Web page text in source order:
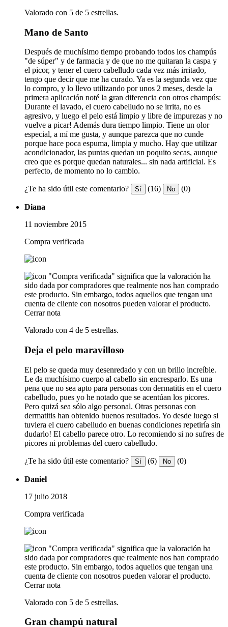
Valorado con 5 de 5 estrellas.
Mano de Santo
Después de muchísimo tiempo probando todos los champús
"de súper" y de farmacia y de que no me quitaran la caspa y
el picor, y tener el cuero cabelludo cada vez más irritado,
tengo que decir que me ha curado. Ya es la segunda vez que
lo compro, y lo llevo utilizando por unos 2 meses, desde la
primera aplicación noté la gran diferencia con otros champús:
Durante el lavado, el cuero cabelludo no se irrita, no es
agresivo, y luego el pelo está limpio y libre de impurezas y no
vuelve a picar! Además dura tiempo limpio. Tiene un olor
especial, a mí me gusta, y aunque parezca que no cunde
porque hace poca espuma, limpia y mucho. Hay que utilizar
acondicionador, las puntas quedan un poquito secas, aunque
creo que es porque quedan naturales... sin nada artificial. Es
perfecto, de momento no lo cambio.
¿Te ha sido útil este comentario? Sí (16) No (0)
Diana
11 noviembre 2015
Compra verificada
"Compra verificada" significa que la valoración ha
sido dada por compradores que realmente nos han comprado
este producto. Sin embargo, todos aquellos que tengan una
cuenta de cliente con nosotros pueden valorar el producto.
Cerrar nota
Valorado con 4 de 5 estrellas.
Deja el pelo maravilloso
El pelo se queda muy desenredado y con un brillo increíble.
Le da muchísimo cuerpo al cabello sin encresparlo. Es una
pena que no sea apto para personas con dermatitis en el cuero
cabelludo, pues yo he notado que se acentúan los picores.
Pero quizá sea sólo algo personal. Otras personas con
dermatitis han obtenido buenos resultados. Yo desde luego si
tuviera el cuero cabelludo en buenas condiciones repetiría sin
dudarlo! El cabello parece otro. Lo recomiendo si no sufres de
picores ni problemas del cuero cabelludo.
¿Te ha sido útil este comentario? Sí (6) No (0)
Daniel
17 julio 2018
Compra verificada
"Compra verificada" significa que la valoración ha
sido dada por compradores que realmente nos han comprado
este producto. Sin embargo, todos aquellos que tengan una
cuenta de cliente con nosotros pueden valorar el producto.
Cerrar nota
Valorado con 5 de 5 estrellas.
Gran champú natural